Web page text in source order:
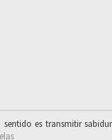
sentido es transmitir